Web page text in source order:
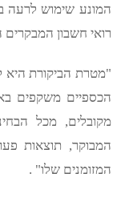
המונע שימוש לרעה
רואי חשבון המבקרים
"מטרת הביקורת היא
הכספיים משקפים
מקובלים, מכל
המבוקר, תוצאות
המזומנים שלו" .